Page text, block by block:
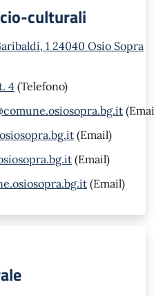
culturali
1 24040 Osio Sopra
4 (Telefono)
(Email)
(Email)
(Email)